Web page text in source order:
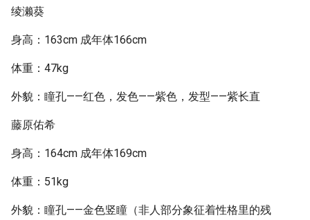
绫濑葵
身高：163cm 成年体166cm
体重：47kg
外貌：瞳孔——红色，发色——紫色，发型——紫长直
藤原佑希
身高：164cm 成年体169cm
体重：51kg
外貌：瞳孔——金色竖瞳（非人部分象征着性格里的残